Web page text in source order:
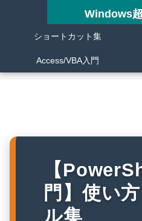
Windows
ショートカット集
Access/VBA入門
【
門】使い
ル集